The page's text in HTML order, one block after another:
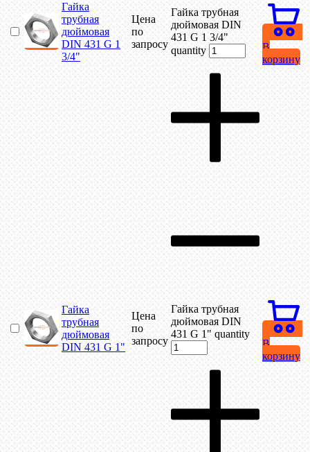
Гайка
трубная
дюймовая
DIN 431 G 1
3/4"
Цена
по
запросу
Гайка трубная
дюймовая DIN
431 G 1 3/4"
quantity
В
корзину
Гайка
трубная
дюймовая
DIN 431 G 1"
Цена
по
запросу
Гайка трубная
дюймовая DIN
431 G 1" quantity
В
корзину